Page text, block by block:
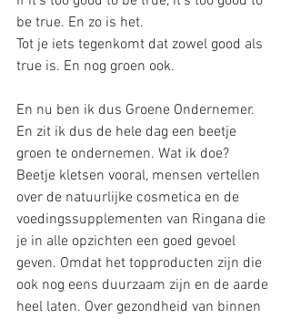
be true. En zo is het.
Tot je iets tegenkomt dat zowel good als
true is. En nog groen ook.
En nu ben ik dus Groene Ondernemer.
En zit ik dus de hele dag een beetje
groen te ondernemen. Wat ik doe?
Beetje kletsen vooral, mensen vertellen
over de natuurlijke cosmetica en de
voedingssupplementen van Ringana die
je in alle opzichten een goed gevoel
geven. Omdat het topproducten zijn die
ook nog eens duurzaam zijn en de aarde
heel laten. Over gezondheid van binnen